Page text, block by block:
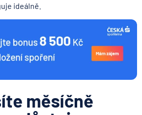
ideálně.
měsíčně